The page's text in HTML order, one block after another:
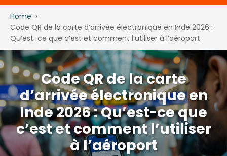
Home
What Is eAC
How to Apply
Step-by-Step with Screenshots
Requirements
Home
Code QR de la carte d’arrivée électronique en Inde 2026 :
Qu’est-ce que c’est et comment l’utiliser à l’aéroport
Code QR de la carte
d’arrivée électronique en
Inde 2026 : Qu’est-ce que
c’est et comment l’utiliser
à l’aéroport